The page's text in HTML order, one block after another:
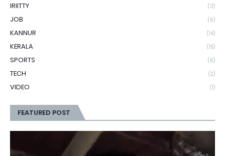
IRIITTY (3)
JOB (6)
KANNUR (14)
KERALA (15)
SPORTS (6)
TECH (2)
VIDEO (1)
FEATURED POST